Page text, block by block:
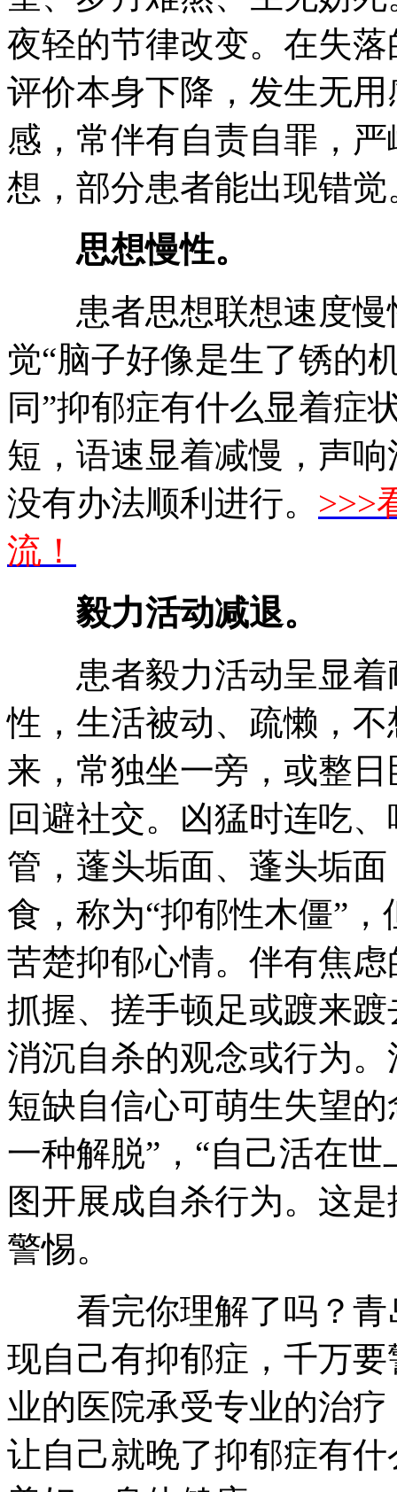
夜轻的节律改变。在失
评价本身下降，发生无
感，常伴有自责自罪，
想，部分患者能出现错
思想慢性。
患者思想联想速度慢
觉“脑子好像是生了锈的
同”抑郁症有什么显着症
短，语速显着减慢，声
没有办法顺利进行。 >>>
流！
毅力活动减退。
患者毅力活动呈显着
性，生活被动、疏懒，
来，常独坐一旁，或整
回避社交。凶猛时连吃
管，蓬头垢面、蓬头垢
食，称为“抑郁性木僵”
苦楚抑郁心情。伴有焦
抓握、搓手顿足或踱来
消沉自杀的观念或行为
短缺自信心可萌生失望
一种解脱”，“自己活在
图开展成自杀行为。这
警惕。
看完你理解了吗？青
现自己有抑郁症，千万
业的医院承受专业的治
让自己就晚了抑郁症有